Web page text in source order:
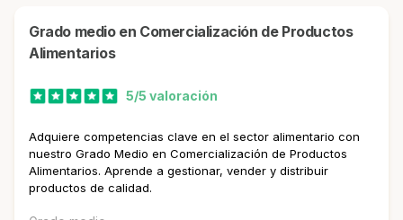
Grado medio en Comercialización de Productos
Alimentarios
5/5 valoración
Adquiere competencias clave en el sector alimentario con
nuestro Grado Medio en Comercialización de Productos
Alimentarios. Aprende a gestionar, vender y distribuir
productos de calidad.